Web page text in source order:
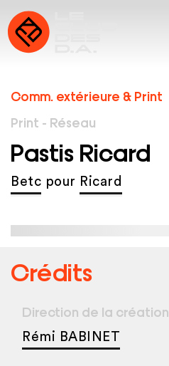
Comm. extérieure & Print
Print - Réseau
Pastis Ricard
Betc pour Ricard
Crédits
Direction de la création
Rémi BABINET